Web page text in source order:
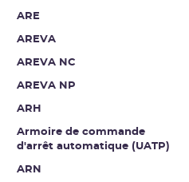
ARE
AREVA
AREVA NC
AREVA NP
ARH
Armoire de commande
d'arrêt automatique (UATP)
ARN